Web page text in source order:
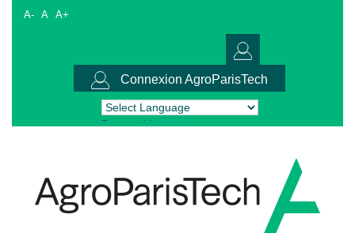
A- A A+
Connexion AgroParisTech
Powered by Translate